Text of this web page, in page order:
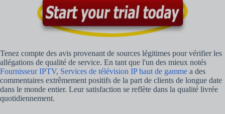
Tenez compte des avis provenant de sources légitimes pour vérifier les
allégations de qualité de service. En tant que l'un des mieux notés
Fournisseur IPTV, Services de télévision IP haut de gamme a des
commentaires extrêmement positifs de la part de clients de longue date
dans le monde entier. Leur satisfaction se reflète dans la qualité livrée
quotidiennement.